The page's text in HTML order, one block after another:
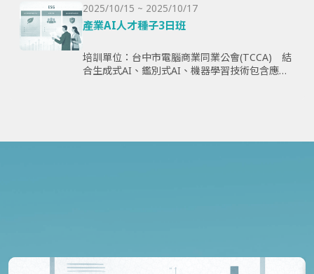
力。
2025/10/15 ~ 2025/10/17
產業AI人才種子3日班
培訓單位：台中市電腦商業同業公會(TCCA) 結
合生成式AI、鑑別式AI、機器學習技術包含應用